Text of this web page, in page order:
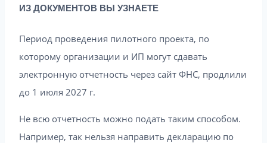
ИЗ ДОКУМЕНТОВ ВЫ УЗНАЕТЕ
Период проведения пилотного проекта, по
которому организации и ИП могут сдавать
электронную отчетность через сайт ФНС, продлили
до 1 июля 2027 г.
Не всю отчетность можно подать таким способом.
Например, так нельзя направить декларацию по